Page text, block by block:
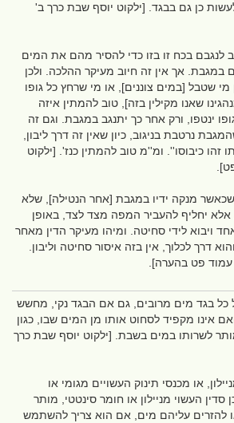
כן גם בבגד. [ילקוט יוסף שבת כרך ב'
לנגבם בכח זו בזו כדי להסיר מהם את המים
במגבת. אך אין זה חיוב מעיקר ההלכה. ולכן
מי שטבל [במים צוננים], או מי שרחץ כל גופו
שאנו מקילין בזה], טוב להמתין איזה
ינטפו, ורק אחר כך יתנגב במגבת. וגם זה
נרטבת בניגוב, כיון שאין זה דרך ליבון,
זהו כיבוסו''. ומ''מ טוב להמתין כנז'. [ילקוט
מנקה ידיו במגבת [אחר הנטילה], שלא
יחליף להעביר המפה מצד לצד, באופן
ויבוא לידי סחיטה. ומיהו מעיקר הדין מאחר
דרך לכלוך, אין בזה איסור סחיטה וליבון.
עמוד פט בהערה].
כל בגד מים מרובים, גם אם הבגד נקי, מחשש
אינו מקפיד לסחוט אותו מן המים שבו, כגון
לשרותו במים בשבת. [ילקוט יוסף שבת כרך
או מכנסי תינוק העשויים מגומי או
סדין העשוי מניילון או חומר סינטטי, מותר
להזרים עליהם מים, אם הוא צריך להשתמש